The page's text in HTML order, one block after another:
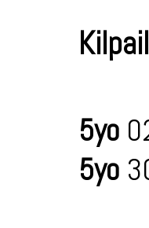
5yo
5yo